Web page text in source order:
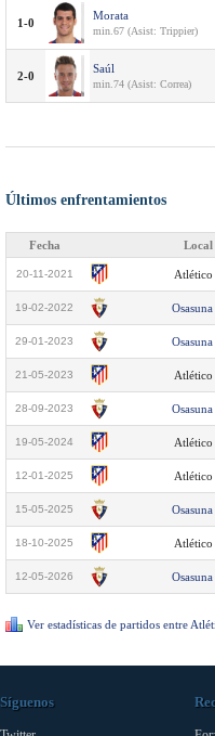
1-0
Morata
min.67 (Asist: Trippier)
2-0
Saúl
min.74 (Asist: Correa)
Últimos enfrentamientos
Fecha Local
20-11-2021 Atlético
19-02-2022 Osasuna
29-01-2023 Osasuna
21-05-2023 Atlético
28-09-2023 Osasuna
19-05-2024 Atlético
12-01-2025 Atlético
15-05-2025 Osasuna
18-10-2025 Atlético
12-05-2026 Osasuna
Ver estadísticas de partidos entre
Síguenos